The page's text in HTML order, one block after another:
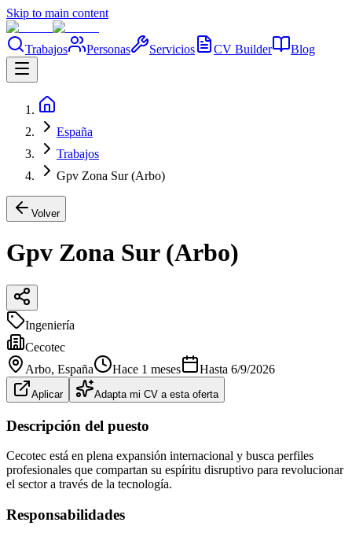
Skip to main content
Trabajos Personas Servicios CV Builder Blog
España
Trabajos
Gpv Zona Sur (Arbo)
Volver
Gpv Zona Sur (Arbo)
Ingeniería
Cecotec
Arbo, España Hace 1 meses Hasta 6/9/2026
Aplicar Adapta mi CV a esta oferta
Descripción del puesto
Cecotec está en plena expansión internacional y busca perfiles
profesionales que compartan su espíritu disruptivo para revolucionar
el sector a través de la tecnología.
Responsabilidades